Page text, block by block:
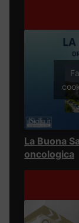
La Buona
oncologica